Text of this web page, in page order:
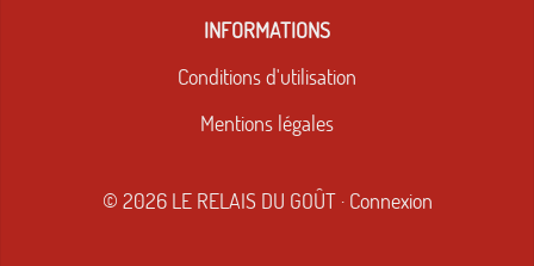
INFORMATIONS
Conditions d'utilisation
Mentions légales
© 2026 LE RELAIS DU GOÛT · Connexion